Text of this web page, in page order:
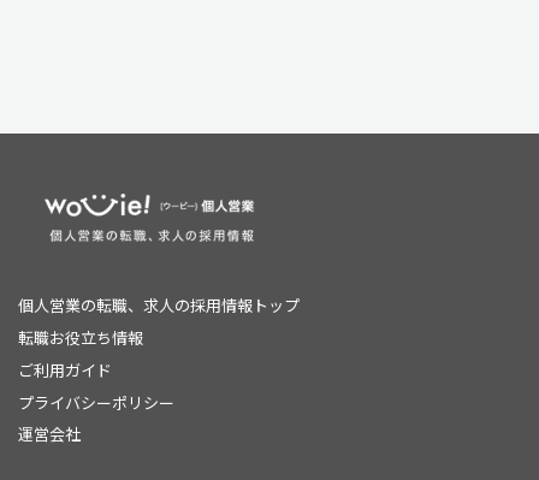
個人営業の転職、求人の採用情報トップ
転職お役立ち情報
ご利用ガイド
プライバシーポリシー
運営会社